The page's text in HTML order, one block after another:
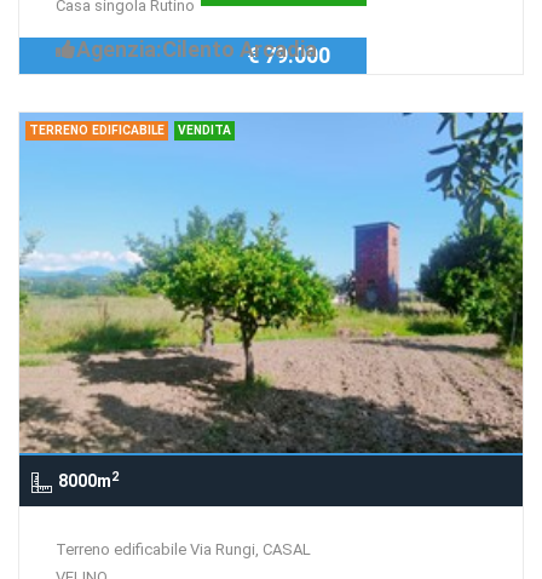
Casa singola Rutino
Agenzia:Cilento Arcadia
€ 79.000
TERRENO EDIFICABILE VENDITA
8000m2
Terreno edificabile Via Rungi, CASAL